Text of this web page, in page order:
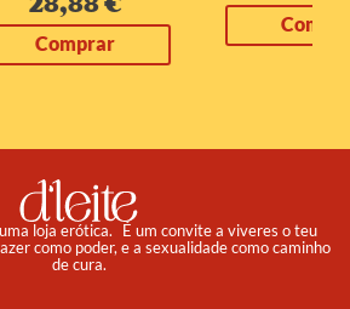
Comprar
loja erótica. É um convite a viveres o teu
como poder, e a sexualidade como caminho
de cura.